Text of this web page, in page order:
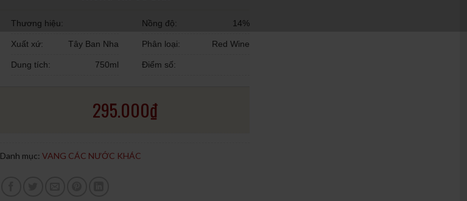
Thương hiệu:
Xuất xứ: Tây Ban Nha
Dung tích: 750ml
Nồng độ: 14%
Phân loại: Red Wine
Điểm số:
295.000₫
Danh mục: VANG CÁC NƯỚC KHÁC